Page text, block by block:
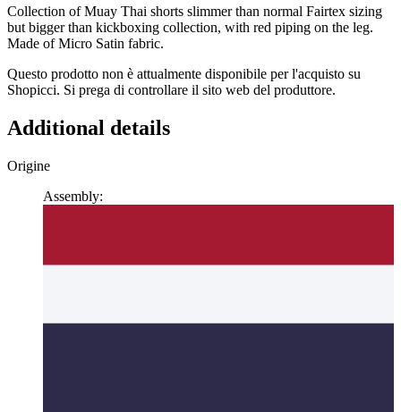
Collection of Muay Thai shorts slimmer than normal Fairtex sizing
but bigger than kickboxing collection, with red piping on the leg.
Made of Micro Satin fabric.
Questo prodotto non è attualmente disponibile per l'acquisto su
Shopicci. Si prega di controllare il sito web del produttore.
Additional details
Origine
Assembly: